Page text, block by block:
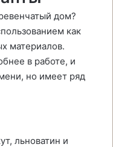
дом?
как
материалов.
в работе, и
но имеет ряд
льноватин и